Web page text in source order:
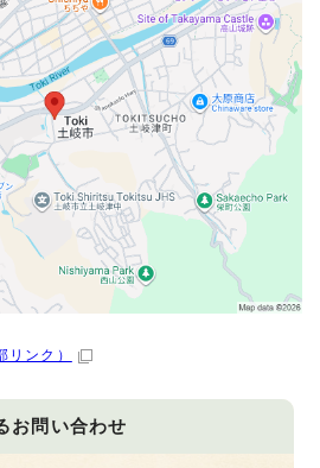
リンク）
お問い合わせ